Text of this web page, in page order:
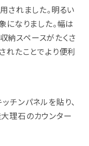
されました。明るい
になりました。幅は
納スペースがたくさ
れたことでより便利
チンパネルを貼り、
理石のカウンター